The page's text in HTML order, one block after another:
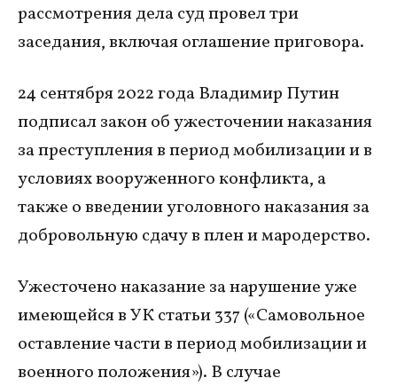
рассмотрения дела суд провел три
заседания, включая оглашение приговора.
24 сентября 2022 года Владимир Путин
подписал закон об ужесточении наказания
за преступления в период мобилизации и в
условиях вооруженного конфликта, а
также о введении уголовного наказания за
добровольную сдачу в плен и мародерство.
Ужесточено наказание за нарушение уже
имеющейся в УК статьи 337 («Самовольное
оставление части в период мобилизации и
военного положения»). В случае